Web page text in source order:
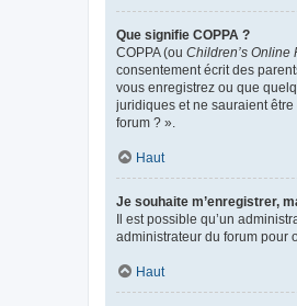
Que signifie COPPA ?
COPPA (ou Children’s Online
consentement écrit des
vous enregistrez ou que
juridiques et ne sauraient
forum ? ».
Haut
Je souhaite m’enregistrer,
Il est possible qu’un
administrateur du forum pour
Haut